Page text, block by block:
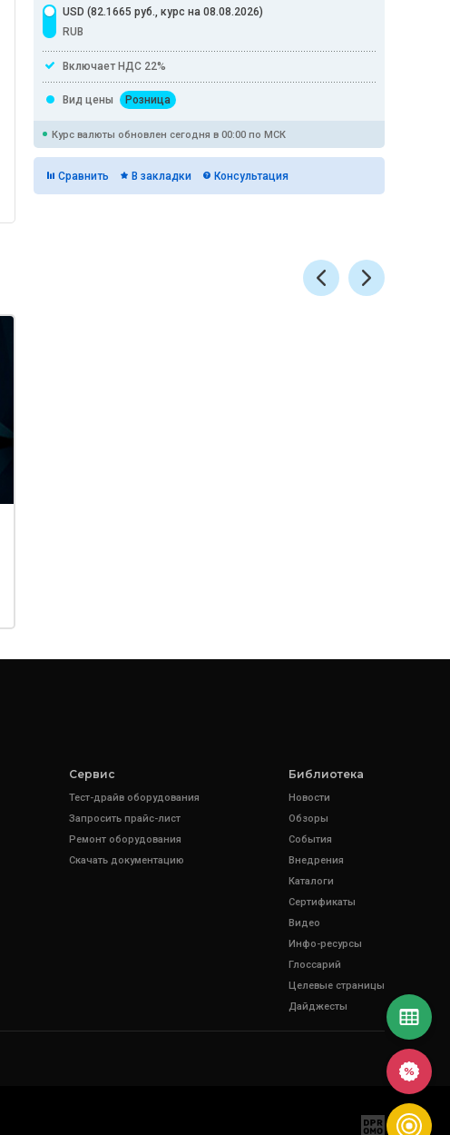
USD (82.1665 руб., курс на 08.08.2026)
RUB
Включает НДС 22%
Вид цены Розница
Курс валюты обновлен сегодня в 00:00 по МСК
Сравнить В закладки Консультация
Сервис
Тест-драйв оборудования
Запросить прайс-лист
Ремонт оборудования
Скачать документацию
Библиотека
Новости
Обзоры
События
Внедрения
Каталоги
Сертификаты
Видео
Инфо-ресурсы
Глоссарий
Целевые страницы
Дайджесты